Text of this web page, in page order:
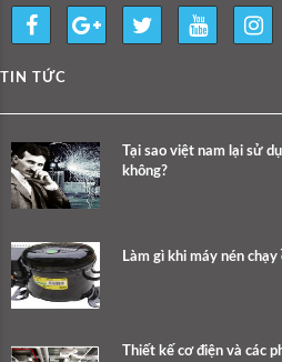
TIN TỨC
Tại sao việt nam lại sử
không?
Làm gì khi máy nén chạy
Thiết kế cơ điện và các